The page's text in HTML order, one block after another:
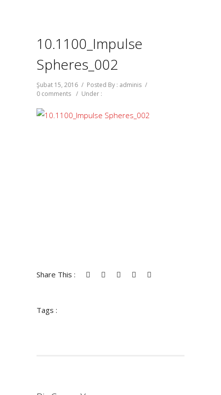
10.1100_Impulse
Spheres_002
Şubat 15, 2016 / Posted By : adminis /
0 comments / Under :
Share This :
Tags :